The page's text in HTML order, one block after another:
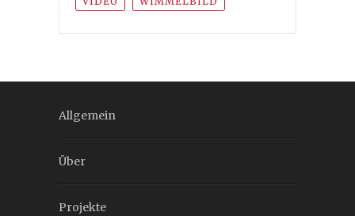
Allgemein
Über
Projekte